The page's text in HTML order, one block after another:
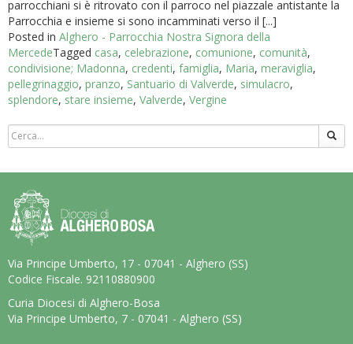
parrocchiani si è ritrovato con il parroco nel piazzale antistante la
Parrocchia e insieme si sono incamminati verso il [...]
Posted in Alghero - Parrocchia Nostra Signora della
MercedeTagged casa, celebrazione, comunione, comunità,
condivisione; Madonna, credenti, famiglia, Maria, meraviglia,
pellegrinaggio, pranzo, Santuario di Valverde, simulacro,
splendore, stare insieme, Valverde, Vergine
Via Principe Umberto, 17 - 07041 - Alghero (SS)
Codice Fiscale. 92110880900
Curia Diocesi di Alghero-Bosa
Via Principe Umberto, 7 - 07041 - Alghero (SS)